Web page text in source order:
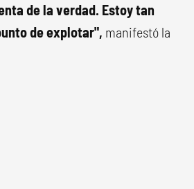
de la verdad. Estoy tan
de explotar", manifestó la